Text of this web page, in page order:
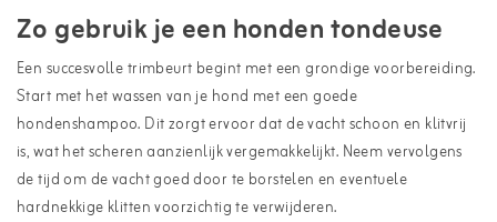
Zo gebruik je een honden tondeuse
Een succesvolle trimbeurt begint met een grondige voorbereiding.
Start met het wassen van je hond met een goede
hondenshampoo. Dit zorgt ervoor dat de vacht schoon en klitvrij
is, wat het scheren aanzienlijk vergemakkelijkt. Neem vervolgens
de tijd om de vacht goed door te borstelen en eventuele
hardnekkige klitten voorzichtig te verwijderen.